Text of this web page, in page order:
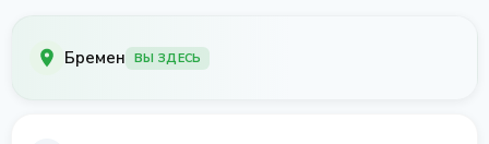
Бремен ВЫ ЗДЕСЬ